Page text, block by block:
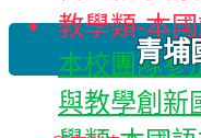
本校團隊參
與教學創新
青埔